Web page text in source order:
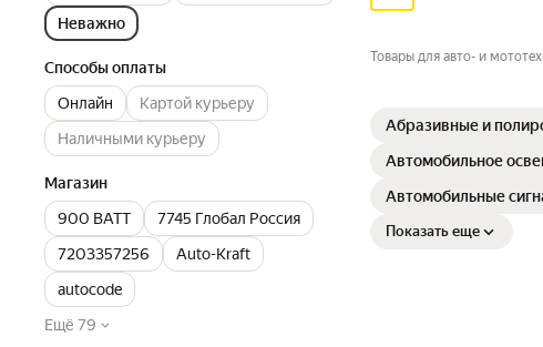
Неважно
Способы оплаты
Онлайн
Картой курьеру
Наличными курьеру
Магазин
900 ВАТТ
7745 Глобал Россия
7203357256
Auto-Kraft
autocode
Ещё 79
Товары для авто- и
Абразивные и
Автомобильное
Автомобильные
Показать еще